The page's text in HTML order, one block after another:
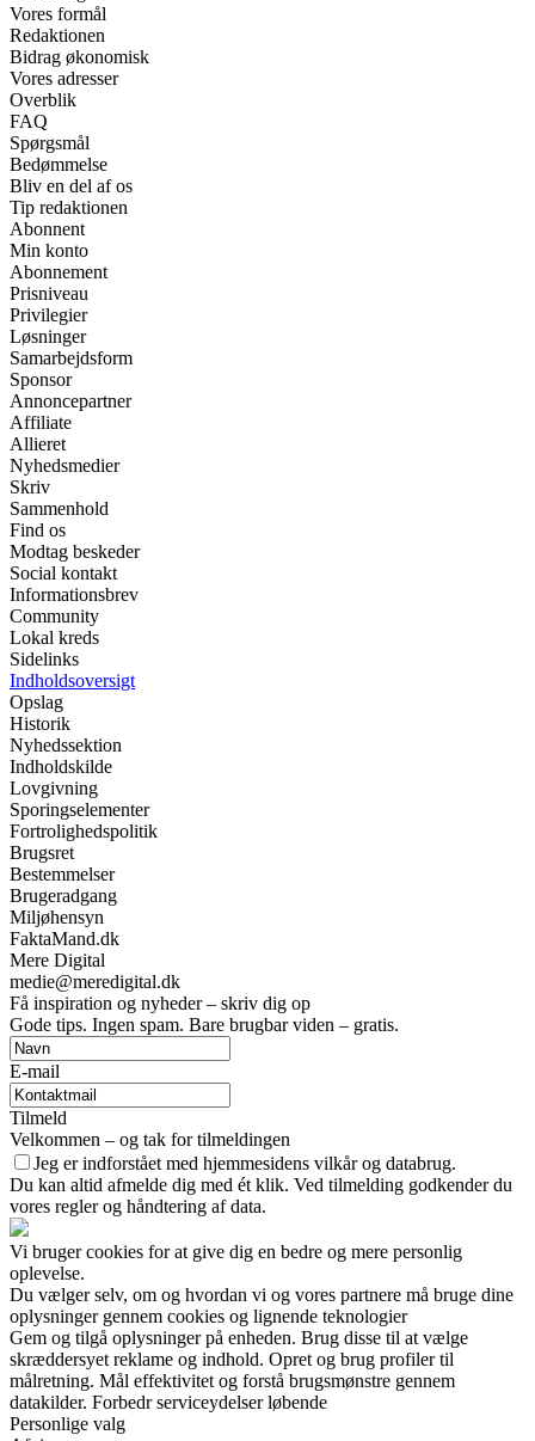
Vores formål
Redaktionen
Bidrag økonomisk
Vores adresser
Overblik
FAQ
Spørgsmål
Bedømmelse
Bliv en del af os
Tip redaktionen
Abonnent
Min konto
Abonnement
Prisniveau
Privilegier
Løsninger
Samarbejdsform
Sponsor
Annoncepartner
Affiliate
Allieret
Nyhedsmedier
Skriv
Sammenhold
Find os
Modtag beskeder
Social kontakt
Informationsbrev
Community
Lokal kreds
Sidelinks
Indholdsoversigt
Opslag
Historik
Nyhedssektion
Indholdskilde
Lovgivning
Sporingselementer
Fortrolighedspolitik
Brugsret
Bestemmelser
Brugeradgang
Miljøhensyn
FaktaMand.dk
Mere Digital
medie@meredigital.dk
Få inspiration og nyheder – skriv dig op
Gode tips. Ingen spam. Bare brugbar viden – gratis.
E-mail
Tilmeld
Velkommen – og tak for tilmeldingen
Jeg er indforstået med hjemmesidens vilkår og databrug.
Du kan altid afmelde dig med ét klik. Ved tilmelding godkender du
vores regler og håndtering af data.
Vi bruger cookies for at give dig en bedre og mere personlig
oplevelse.
Du vælger selv, om og hvordan vi og vores partnere må bruge dine
oplysninger gennem cookies og lignende teknologier
Gem og tilgå oplysninger på enheden. Brug disse til at vælge
skræddersyet reklame og indhold. Opret og brug profiler til
målretning. Mål effektivitet og forstå brugsmønstre gennem
datakilder. Forbedr serviceydelser løbende
Personlige valg